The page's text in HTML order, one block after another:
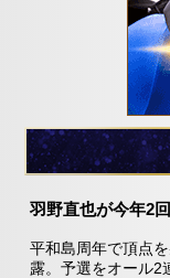
羽野直也が今年2
平和島周年で頂点
露。予選をオール2